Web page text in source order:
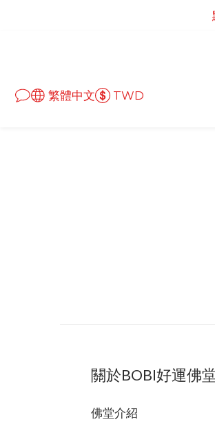
繁體中文
TWD
關於BOBI好運佛
佛堂介紹